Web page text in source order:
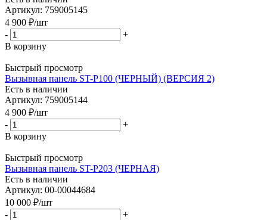
Артикул: 759005145
4 900 ₽/шт
-
+
В корзину
Быстрый просмотр
Вызывная панель ST-P100 (ЧЕРНЫЙ) (ВЕРСИЯ 2)
Есть в наличии
Артикул: 759005144
4 900 ₽/шт
-
+
В корзину
Быстрый просмотр
Вызывная панель ST-P203 (ЧЕРНАЯ)
Есть в наличии
Артикул: 00-00044684
10 000 ₽/шт
-
+